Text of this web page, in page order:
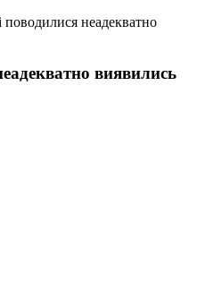
поводилися неадекватно
виявились